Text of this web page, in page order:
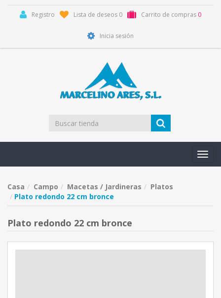
Registro Lista de deseos 0 Carrito de compras 0
Inicia sesión
Casa Campo Macetas / Jardineras
Platos
Plato redondo 22 cm bronce
Plato redondo 22 cm bronce